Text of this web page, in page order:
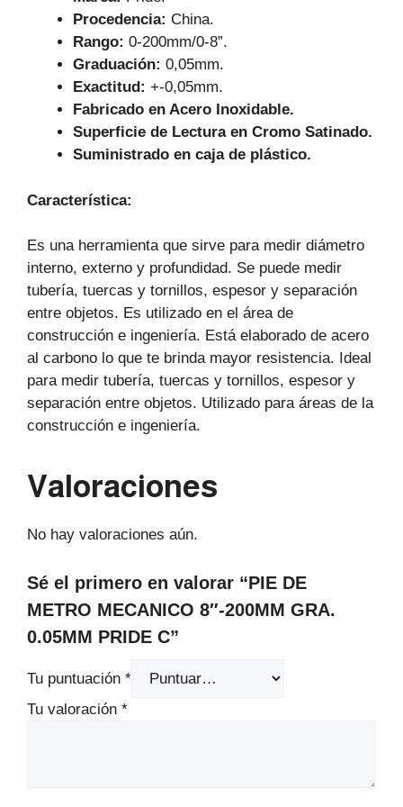
Procedencia: China.
Rango: 0-200mm/0-8”.
Graduación: 0,05mm.
Exactitud: +-0,05mm.
Fabricado en Acero Inoxidable.
Superficie de Lectura en Cromo Satinado.
Suministrado en caja de plástico.
Característica:
Es una herramienta que sirve para medir diámetro
interno, externo y profundidad. Se puede medir
tubería, tuercas y tornillos, espesor y separación
entre objetos. Es utilizado en el área de
construcción e ingeniería. Está elaborado de acero
al carbono lo que te brinda mayor resistencia. Ideal
para medir tubería, tuercas y tornillos, espesor y
separación entre objetos. Utilizado para áreas de la
construcción e ingeniería.
Valoraciones
No hay valoraciones aún.
Sé el primero en valorar “PIE DE
METRO MECANICO 8″-200MM GRA.
0.05MM PRIDE C”
Tu puntuación *
Tu valoración *